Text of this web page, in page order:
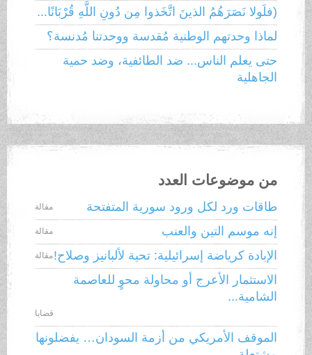
(فلَولا نَصَرَهُمُ الذينَ اتَّخَذوا مِن دُونِ اللَّهِ قُرْبَانًا...
لماذا وحدتهم الوطنية مُقدسة ووحدتنا مُدنسة؟
حتى يعلم الناس... ضد الطائفية، وضد حمية
الجاهلية
من موضوعات العدد
طاقات ورد لكل ورود سورية المتفتحة مقالة
إنه موسم التين والعنب مقالة
الإبادة كرياضة إسرائيلية: تحية لألبانيز وصلاح!مقالة
الاستثمار الأعرج أو محاولة محوٍ للعاصمة
الشامية...
قضايا
الموقف الأمريكي من أزمة السودان… يفضلونها